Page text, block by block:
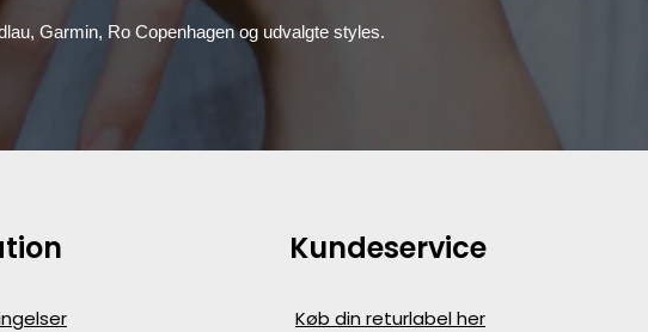
Garmin, Ro Copenhagen og udvalgte styles.
Kundeservice
Køb din returlabel her